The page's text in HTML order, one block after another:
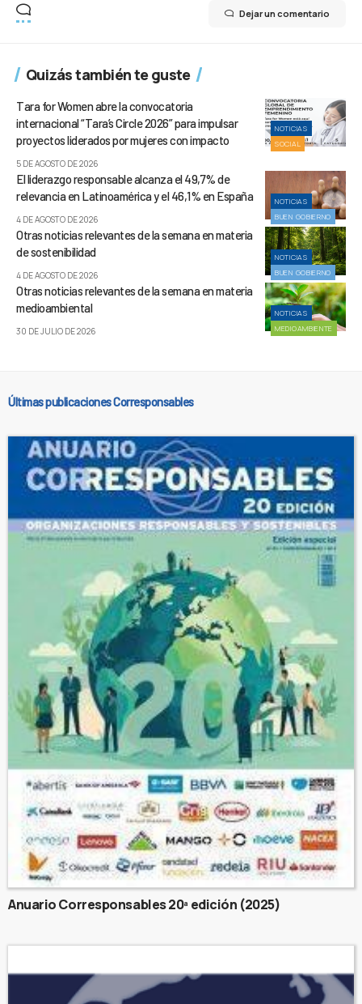
Dejar un comentario
Quizás también te guste
NOTICIAS
SOCIAL
Tara for Women abre la convocatoria
internacional “Tara’s Circle 2026” para impulsar
proyectos liderados por mujeres con impacto
5 DE AGOSTO DE 2026
NOTICIAS
BUEN GOBIERNO
El liderazgo responsable alcanza el 49,7% de
relevancia en Latinoamérica y el 46,1% en España
4 DE AGOSTO DE 2026
NOTICIAS
BUEN GOBIERNO
Otras noticias relevantes de la semana en materia
de sostenibilidad
4 DE AGOSTO DE 2026
NOTICIAS
MEDIOAMBIENTE
Otras noticias relevantes de la semana en materia
medioambiental
30 DE JULIO DE 2026
Últimas publicaciones Corresponsables
Anuario Corresponsables 20ª edición (2025)